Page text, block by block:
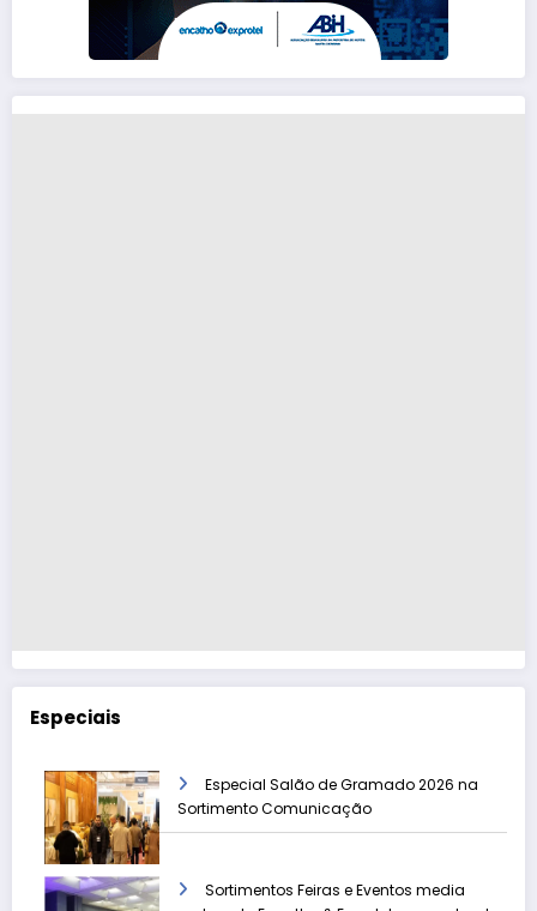
Especiais
Especial Salão de Gramado 2026 na
Sortimento Comunicação
Sortimentos Feiras e Eventos media